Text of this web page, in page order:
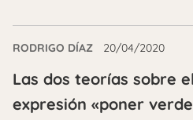
RODRIGO DÍAZ 20/04/2020
Las dos teorías sobre
expresión «poner